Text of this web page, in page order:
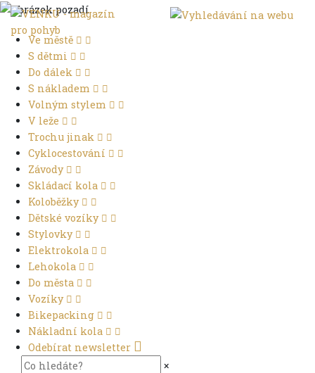
Ve městě
S dětmi
Do dálek
S nákladem
Volným stylem
V leže
Trochu jinak
Cyklocestování
Závody
Skládací kola
Koloběžky
Dětské vozíky
Stylovky
Elektrokola
Lehokola
Do města
Vozíky
Bikepacking
Nákladní kola
Odebírat newsletter
×